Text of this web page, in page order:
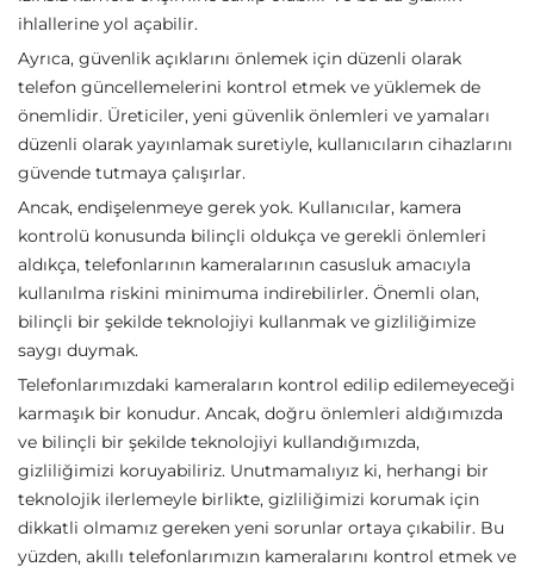
ihlallerine yol açabilir.
Ayrıca, güvenlik açıklarını önlemek için düzenli olarak
telefon güncellemelerini kontrol etmek ve yüklemek de
önemlidir. Üreticiler, yeni güvenlik önlemleri ve yamaları
düzenli olarak yayınlamak suretiyle, kullanıcıların cihazlarını
güvende tutmaya çalışırlar.
Ancak, endişelenmeye gerek yok. Kullanıcılar, kamera
kontrolü konusunda bilinçli oldukça ve gerekli önlemleri
aldıkça, telefonlarının kameralarının casusluk amacıyla
kullanılma riskini minimuma indirebilirler. Önemli olan,
bilinçli bir şekilde teknolojiyi kullanmak ve gizliliğimize
saygı duymak.
Telefonlarımızdaki kameraların kontrol edilip edilemeyeceği
karmaşık bir konudur. Ancak, doğru önlemleri aldığımızda
ve bilinçli bir şekilde teknolojiyi kullandığımızda,
gizliliğimizi koruyabiliriz. Unutmamalıyız ki, herhangi bir
teknolojik ilerlemeyle birlikte, gizliliğimizi korumak için
dikkatli olmamız gereken yeni sorunlar ortaya çıkabilir. Bu
yüzden, akıllı telefonlarımızın kameralarını kontrol etmek ve